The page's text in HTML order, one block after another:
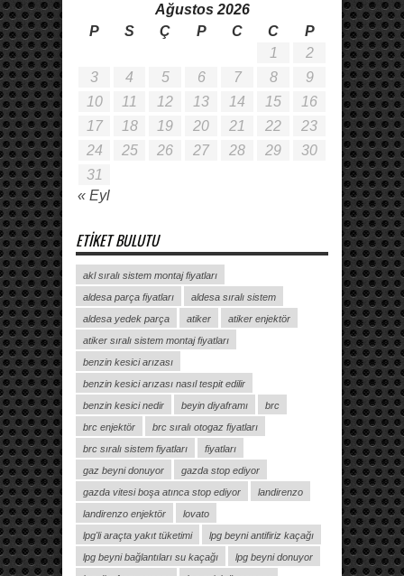
Ağustos 2026
P
S Ç P C C P
« Eyl
1
2
3
4 5 6 7 8
9
10
11 12 13 14 15
16
17
18 19 20 21 22
23
24
25 26 27 28 29
30
31
ETIKET BULUTU
akl sıralı sistem montaj fiyatları
aldesa parça fiyatları
aldesa sıralı sistem
aldesa yedek parça
atiker
atiker enjektör
atiker sıralı sistem montaj fiyatları
benzin kesici arızası
benzin kesici arızası nasıl tespit edilir
benzin kesici nedir
beyin diyaframı
brc
brc enjektör
brc sıralı otogaz fiyatları
brc sıralı sistem fiyatları
fiyatları
gaz beyni donuyor
gazda stop ediyor
gazda vitesi boşa atınca stop ediyor
landirenzo
landirenzo enjektör
lovato
lpg'li araçta yakıt tüketimi
lpg beyni antifiriz kaçağı
lpg beyni bağlantıları su kaçağı
lpg beyni donuyor